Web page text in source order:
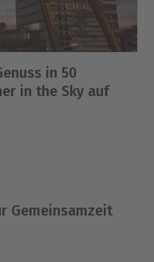
in 50
in the Sky auf
Gemeinsamzeit